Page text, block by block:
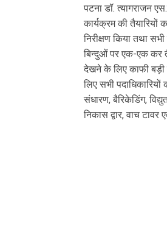
पटना डॉ. त्यागराजन
कार्यक्रम की
निरीक्षण किया तथा
बिन्दुओं पर एक-एक कर
देखने के लिए काफी बड़ी
लिए सभी
संधारण, बैरिकेडिंग,
निकास द्वार, वाच